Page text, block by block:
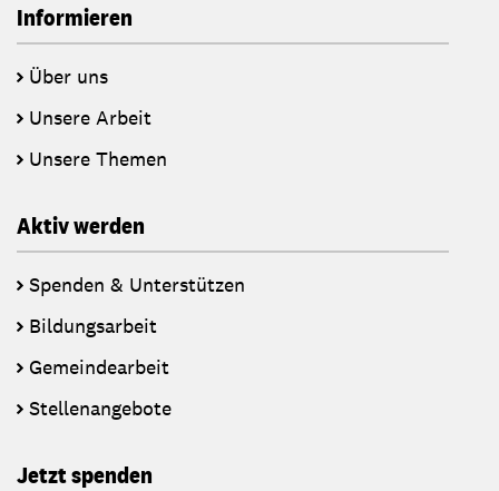
Informieren
Über uns
Unsere Arbeit
Unsere Themen
Aktiv werden
Spenden & Unterstützen
Bildungsarbeit
Gemeindearbeit
Stellenangebote
Jetzt spenden